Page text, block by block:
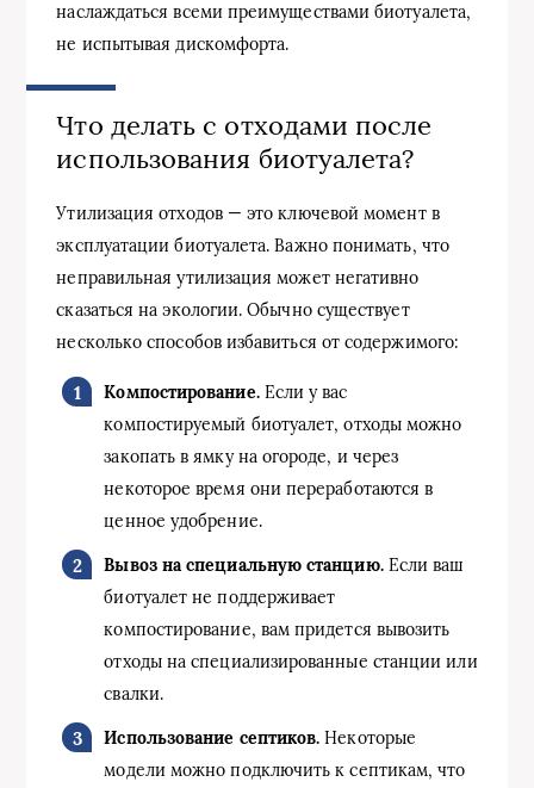
наслаждаться всеми преимуществами биотуалета,
не испытывая дискомфорта.
Что делать с отходами после
использования биотуалета?
Утилизация отходов — это ключевой момент в
эксплуатации биотуалета. Важно понимать, что
неправильная утилизация может негативно
сказаться на экологии. Обычно существует
несколько способов избавиться от содержимого:
Компостирование.Если у вас
компостируемый биотуалет, отходы можно
закопать в ямку на огороде, и через
некоторое время они переработаются в
ценное удобрение.
Вывоз на специальную станцию.Если ваш
биотуалет не поддерживает
компостирование, вам придется вывозить
отходы на специализированные станции или
свалки.
Использование септиков. Некоторые
модели можно подключить к септикам, что